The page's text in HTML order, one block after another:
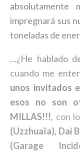
impregnará sus
toneladas de
…¿He hablado
cuando me
unos invitados
esos no son
MILLAS!!!, con
(Uzzhuaïa), Dai
(Garage